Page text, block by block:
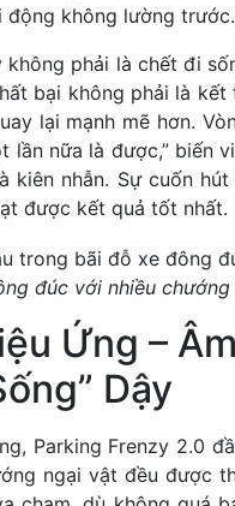
động không lường trước.
không phải là chết đi
bại không phải là
lại mạnh mẽ hơn.
lần nữa là được,” biến
kiên nhẫn. Sự cuốn
được kết quả tốt nhất.
đúc với nhiều
Ứng –
Dậy
Parking Frenzy 2.0
ngại vật đều được